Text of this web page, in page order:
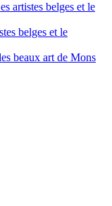
artistes belges et le
belges et le
beaux art de Mons